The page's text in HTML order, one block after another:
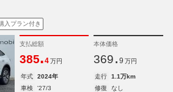
入プラン付き
支払総額
385.4 万円
本体価格
369. 9 万円
年式 2024年 走行
1.1万km
車検
'27/3 修復
なし